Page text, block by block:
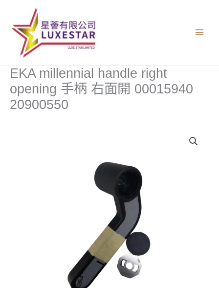
EKA millennial handle right
opening 手柄 右面開 00015940
20900550